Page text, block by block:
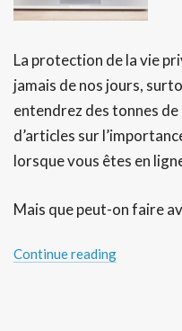
La protection de la vie
jamais de nos jours,
entendrez des tonnes
d’articles sur
lorsque vous êtes en
Mais que peut-on faire
Continue reading